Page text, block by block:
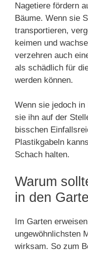
Nagetiere fördern
Bäume. Wenn sie
transportieren,
keimen und
verzehren auch
als schädlich für
werden können.
Wenn sie jedoch in
sie ihn auf der
bisschen
Plastikgabeln
Schach halten.
Warum
in den
Im Garten
ungewöhnlichsten
wirksam. So zum